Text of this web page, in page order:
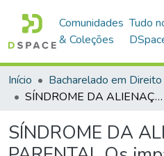
Comunidades
& Coleções
Tudo
Início Bacharelado em Direito
SÍNDROME DA ALIENAÇÃO PARENTAL Os impactos causados a criança no contexto social e familiar
SÍNDROME DA